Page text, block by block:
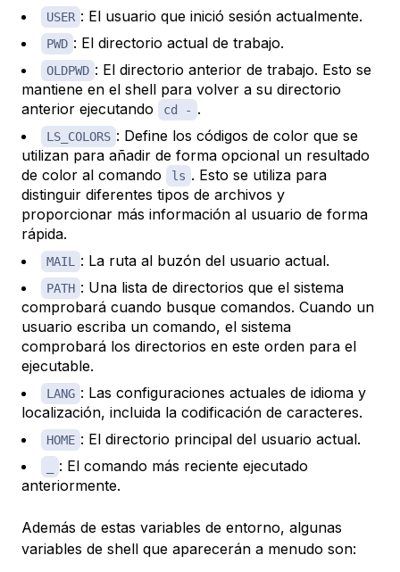
USER : El usuario que inició sesión actualmente.
PWD : El directorio actual de trabajo.
OLDPWD : El directorio anterior de trabajo. Esto se
mantiene en el shell para volver a su directorio
anterior ejecutando
cd - .
LS_COLORS : Define los códigos de color que se
utilizan para añadir de forma opcional un resultado
de color al comando
ls . Esto se utiliza para
distinguir diferentes tipos de archivos y
proporcionar más información al usuario de forma
rápida.
MAIL : La ruta al buzón del usuario actual.
PATH : Una lista de directorios que el sistema
comprobará cuando busque comandos. Cuando un
usuario escriba un comando, el sistema
comprobará los directorios en este orden para el
ejecutable.
LANG : Las configuraciones actuales de idioma y
localización, incluida la codificación de caracteres.
HOME : El directorio principal del usuario actual.
: El comando más reciente ejecutado
anteriormente.
Además de estas variables de entorno, algunas
variables de shell que aparecerán a menudo son: